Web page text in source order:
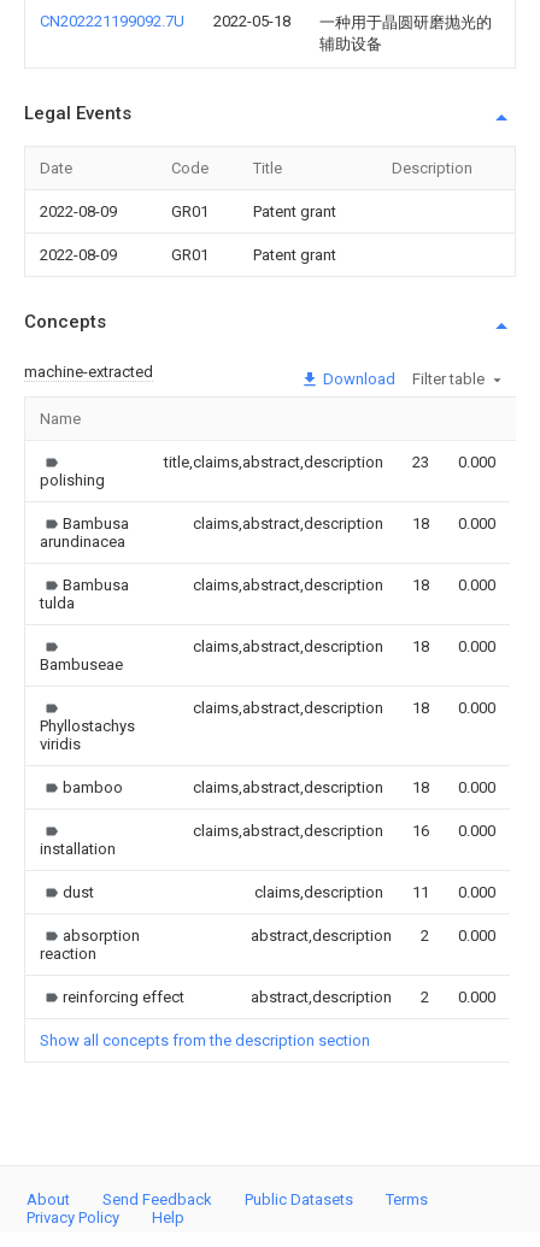
CN202221199092.7U 2022-05-18
一种用于晶圆研磨抛光的
辅助设备
Legal Events
Date Code Title Description
2022-08-09 GR01 Patent grant
2022-08-09 GR01 Patent grant
Concepts
machine-extracted Download Filter table
Name
polishing
title,claims,abstract,description 23 0.000
Bambusa
arundinacea
claims,abstract,description 18 0.000
Bambusa
tulda
claims,abstract,description 18 0.000
Bambuseae
claims,abstract,description 18 0.000
Phyllostachys
viridis
claims,abstract,description 18 0.000
bamboo claims,abstract,description 18 0.000
installation
claims,abstract,description 16 0.000
dust claims,description 11 0.000
absorption
reaction
abstract,description 2 0.000
reinforcing effect abstract,description 2 0.000
Show all concepts from the description section
About Send Feedback Public Datasets
Terms
Privacy Policy
Help